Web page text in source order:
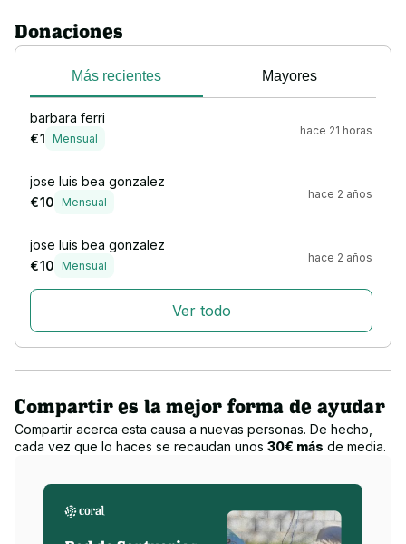
Donaciones
Más recientes Mayores
barbara ferri
€ 1 Mensual
hace 21 horas
jose luis bea gonzalez
€ 10 Mensual
hace 2 años
jose luis bea gonzalez
€ 10 Mensual
hace 2 años
Ver todo
Compartir es la mejor forma de ayudar
Compartir acerca esta causa a nuevas personas. De hecho,
cada vez que lo haces se recaudan unos 30€ más de media.